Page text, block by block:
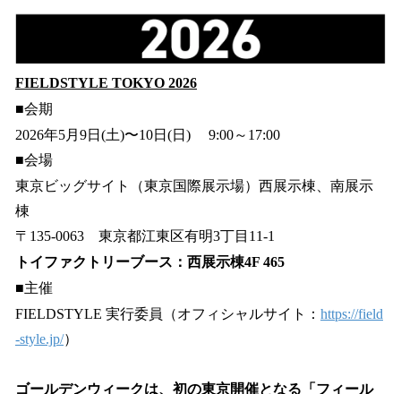
FIELDSTYLE TOKYO 2026
■会期
2026年5月9日(土)〜10日(日) 9:00～17:00
■会場
東京ビッグサイト（東京国際展示場）西展示棟、南展示
棟
〒135-0063 東京都江東区有明3丁目11-1
トイファクトリーブース：西展示棟4F 465
■主催
FIELDSTYLE 実行委員（オフィシャルサイト： https://field
-style.jp/）
ゴールデンウィークは、初の東京開催となる「フィール